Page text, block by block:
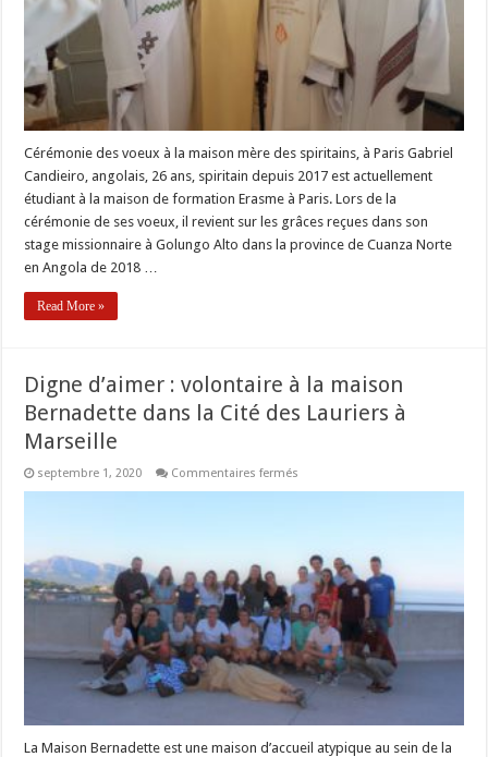
Cérémonie des voeux à la maison mère des spiritains, à Paris Gabriel
Candieiro, angolais, 26 ans, spiritain depuis 2017 est actuellement
étudiant à la maison de formation Erasme à Paris. Lors de la
cérémonie de ses voeux, il revient sur les grâces reçues dans son
stage missionnaire à Golungo Alto dans la province de Cuanza Norte
en Angola de 2018 …
Read More »
Digne d’aimer : volontaire à la maison
Bernadette dans la Cité des Lauriers à
Marseille
septembre 1, 2020 Commentaires fermés
maison
Bernadette
dans
la
Cité
des
Lauriers
à
Marseille
La Maison Bernadette est une maison d’accueil atypique au sein de la